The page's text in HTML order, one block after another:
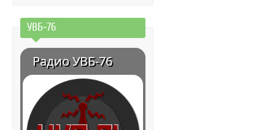
УВБ-76
Радио УВБ-76